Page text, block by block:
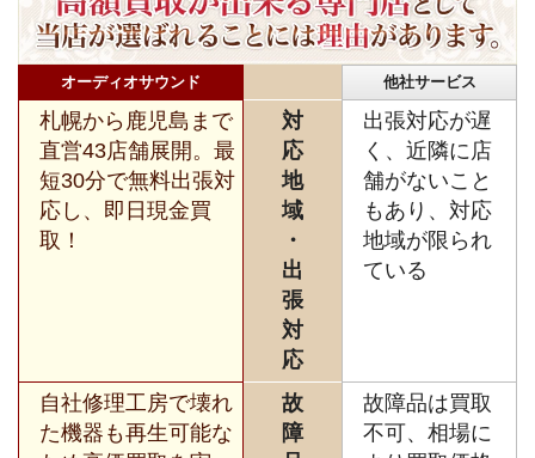
オーディオサウンド 他社サービス
札幌から鹿児島まで
直営43店舗展開。最
短30分で無料出張対
応し、即日現金買
取！
対
応
地
域
・
出
張
対
応
出張対応が遅
く、近隣に店
舗がないこと
もあり、対応
地域が限られ
ている
自社修理工房で壊れ
た機器も再生可能な
故
障
故障品は買取
不可、相場に